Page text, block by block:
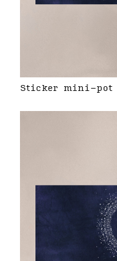
Sticker mini-pot